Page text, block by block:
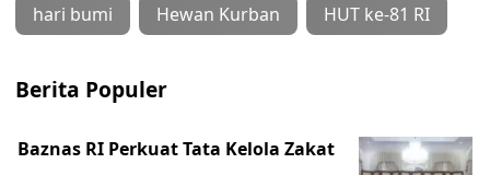
hari bumi Hewan Kurban HUT ke-81 RI
Berita Populer
Baznas RI Perkuat Tata Kelola Zakat